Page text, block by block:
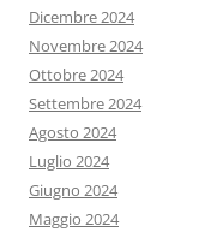
Dicembre 2024
Novembre 2024
Ottobre 2024
Settembre 2024
Agosto 2024
Luglio 2024
Giugno 2024
Maggio 2024